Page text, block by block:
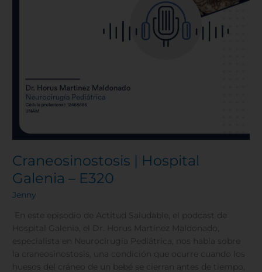
Craneosinostosis | Hospital
Galenia – E320
Jenny
En este episodio de Actitud Saludable, el podcast de
Hospital Galenia, el Dr. Horus Martínez Maldonado,
especialista en Neurocirugía Pediátrica, nos habla sobre
la craneosinostosis, una condición que ocurre cuando los
huesos del cráneo de un bebé se cierran antes de tiempo,